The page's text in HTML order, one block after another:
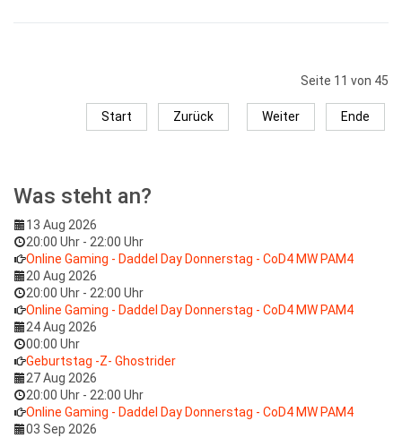
Seite 11 von 45
Start Zurück Weiter Ende
Was steht an?
13 Aug 2026
20:00 Uhr - 22:00 Uhr
Online Gaming - Daddel Day Donnerstag - CoD4 MW PAM4
20 Aug 2026
20:00 Uhr - 22:00 Uhr
Online Gaming - Daddel Day Donnerstag - CoD4 MW PAM4
24 Aug 2026
00:00 Uhr
Geburtstag -Z- Ghostrider
27 Aug 2026
20:00 Uhr - 22:00 Uhr
Online Gaming - Daddel Day Donnerstag - CoD4 MW PAM4
03 Sep 2026